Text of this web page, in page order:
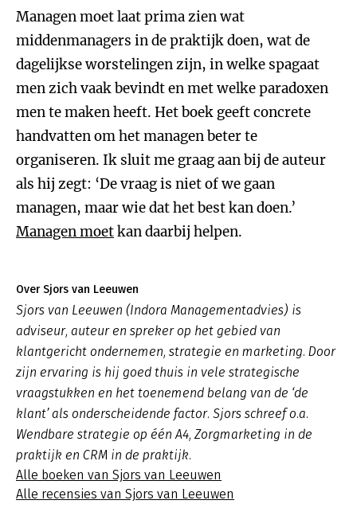
Managen moet laat prima zien wat
middenmanagers in de praktijk doen, wat de
dagelijkse worstelingen zijn, in welke spagaat
men zich vaak bevindt en met welke paradoxen
men te maken heeft. Het boek geeft concrete
handvatten om het managen beter te
organiseren. Ik sluit me graag aan bij de auteur
als hij zegt: ‘De vraag is niet of we gaan
managen, maar wie dat het best kan doen.’
Managen moetkan daarbij helpen.
Over Sjors van Leeuwen
Sjors van Leeuwen (Indora Managementadvies) is
adviseur, auteur en spreker op het gebied van
klantgericht ondernemen, strategie en marketing. Door
zijn ervaring is hij goed thuis in vele strategische
vraagstukken en het toenemend belang van de ‘de
klant’ als onderscheidende factor. Sjors schreef o.a.
Wendbare strategie op één A4, Zorgmarketing in de
praktijk en CRM in de praktijk.
Alle boeken van Sjors van Leeuwen
Alle recensies van Sjors van Leeuwen